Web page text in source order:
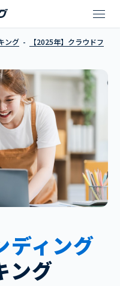
ング
【2025年】クラウドフ
ディング
ング